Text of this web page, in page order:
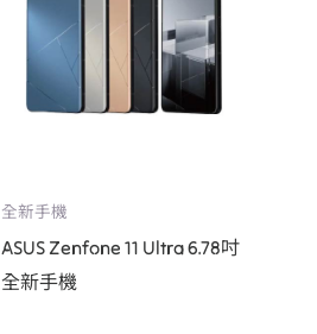
全新手機
ASUS Zenfone 11 Ultra 6.78吋
全新手機